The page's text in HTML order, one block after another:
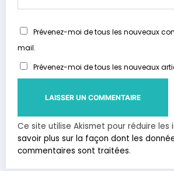
Prévenez-moi de tous les nouveaux
mail.
Prévenez-moi de tous les nouveaux
Ce site utilise Akismet pour réduire les
savoir plus sur la façon dont les
commentaires sont traitées.